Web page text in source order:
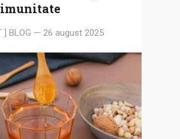
] BLOG — 26 august 2025